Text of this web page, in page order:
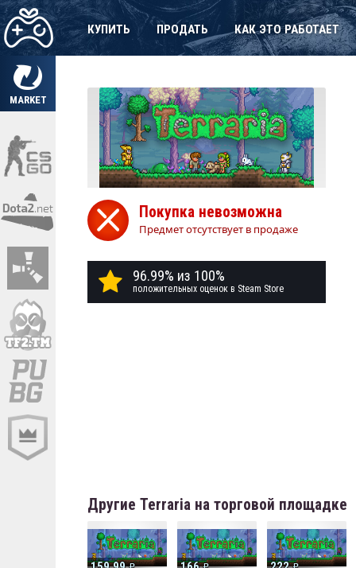
MARKET
КУПИТЬ ПРОДАТЬ КАК ЭТО РАБОТАЕТ
Покупка невозможна
Предмет отсутствует в продаже
96.99% из 100%
положительных оценок в Steam Store
Другие Terraria на торговой площадке